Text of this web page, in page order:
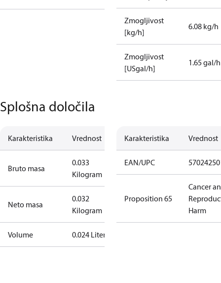
Zmogljivost
[kg/h]
6.08 kg/h
Zmogljivost
[USgal/h]
1.65 gal/h
Splošna določila
Karakteristika Vrednost
Bruto masa
0.033
Kilogram
Neto masa
0.032
Kilogram
Volume 0.024 Liter
Karakteristika Vrednost
EAN/UPC
Proposition 65
Cancer
Harm